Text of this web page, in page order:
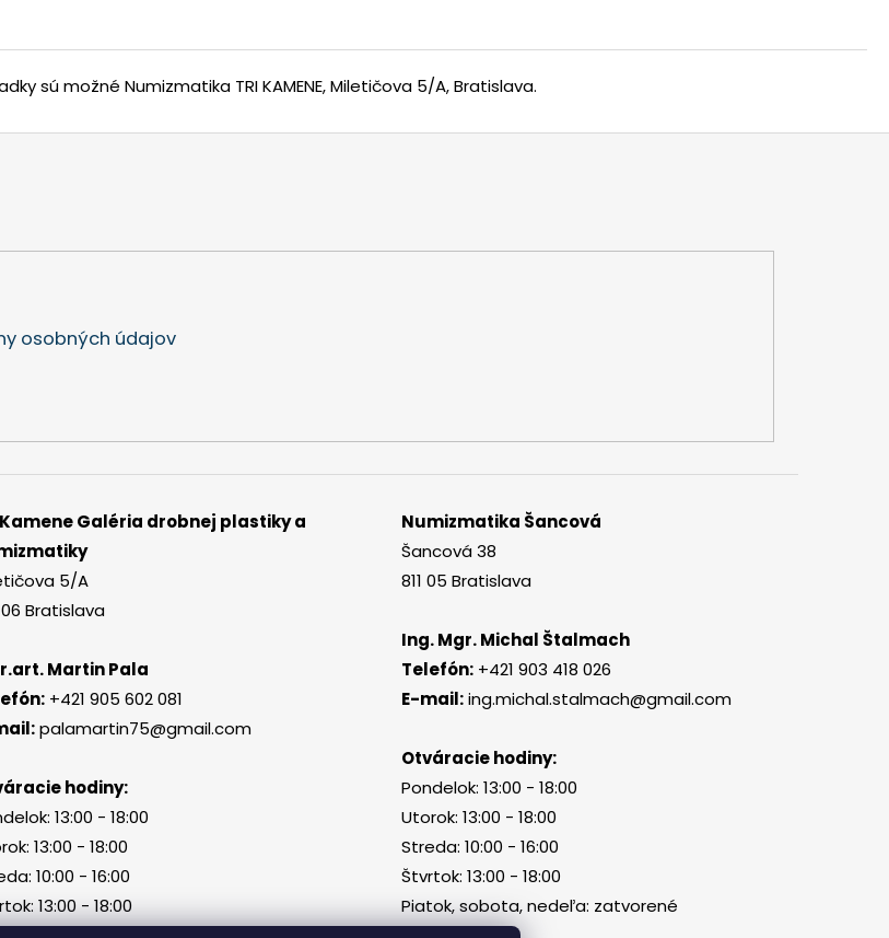
sú možné Numizmatika TRI KAMENE, Miletičova 5/A, Bratislava.
osobných údajov
Galéria drobnej plastiky a
5/A
06 Bratislava
Martin Pala
+421 905 602 081
palamartin75@gmail.com
hodiny:
13:00 - 18:00
13:00 - 18:00
10:00 - 16:00
13:00 - 18:00
Numizmatika Šancová
Šancová 38
811 05 Bratislava
Ing. Mgr. Michal Štalmach
Telefón: +421 903 418 026
E-mail: ing.michal.stalmach@gmail.com
Otváracie hodiny:
Pondelok: 13:00 - 18:00
Utorok: 13:00 - 18:00
Streda: 10:00 - 16:00
Štvrtok: 13:00 - 18:00
Piatok, sobota, nedeľa: zatvorené